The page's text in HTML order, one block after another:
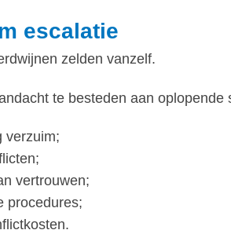
escalatie
zelden vanzelf.
te besteden aan oplopende
verzuim;
vertrouwen;
procedures;